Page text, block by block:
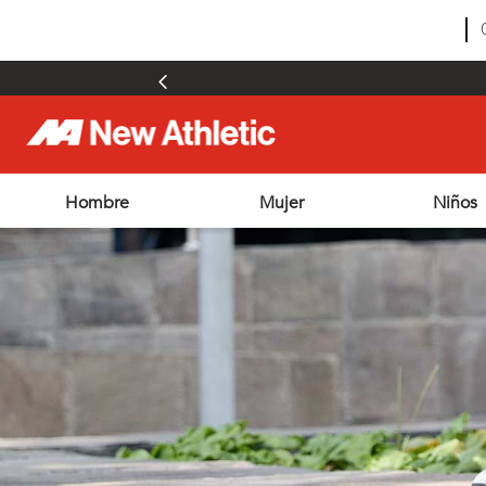
Hombre Mujer Niños
zapatillas hombre
zapatillas mujer
3.
zapatillas futbol
6.
chimpunes
7.
outdoor